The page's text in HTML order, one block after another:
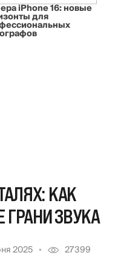
iPhone 16: новые
для
КАК
ЗВУКА
2025 27399